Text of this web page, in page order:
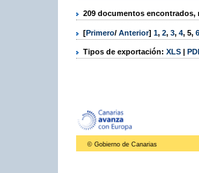
209 documentos encontrados,
[Primero/ Anterior] 1, 2, 3, 4, 5, 6
Tipos de exportación: XLS |
© Gobierno de Canarias